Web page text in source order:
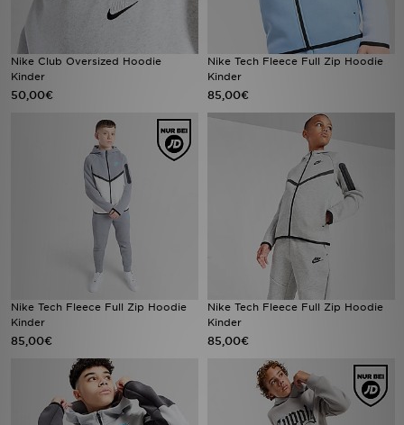
Nike Club Oversized Hoodie
Kinder
50,00€
Nike Tech Fleece Full Zip Hoodie
Kinder
85,00€
Nike Tech Fleece Full Zip Hoodie
Kinder
85,00€
Nike Tech Fleece Full Zip Hoodie
Kinder
85,00€